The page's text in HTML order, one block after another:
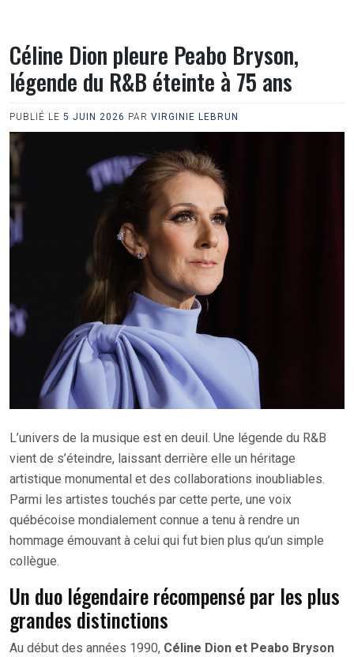
Céline Dion pleure Peabo Bryson,
légende du R&B éteinte à 75 ans
PUBLIÉ LE 5 JUIN 2026 PAR VIRGINIE LEBRUN
L’univers de la musique est en deuil. Une légende du R&B
vient de s’éteindre, laissant derrière elle un héritage
artistique monumental et des collaborations inoubliables.
Parmi les artistes touchés par cette perte, une voix
québécoise mondialement connue a tenu à rendre un
hommage émouvant à celui qui fut bien plus qu’un simple
collègue.
Un duo légendaire récompensé par les plus
grandes distinctions
Au début des années 1990, Céline Dion et Peabo Bryson